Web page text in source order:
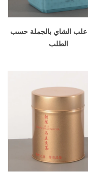
علب الشاي بالجملة حسب
الطلب